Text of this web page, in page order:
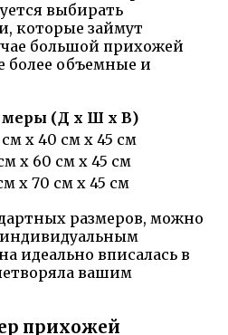
выбирать
которые займут
большой прихожей
более объемные и
(Д x Ш x В)
см x 40 см x 45 см
x 60 см x 45 см
x 70 см x 45 см
размеров, можно
индивидуальным
идеально вписалась в
вашим
прихожей